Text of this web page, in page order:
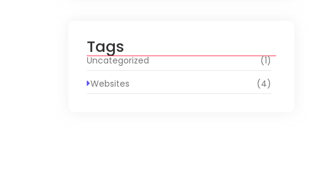
Tags
Uncategorized
(1)
Websites
(4)